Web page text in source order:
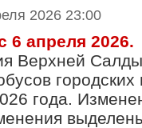
2026 23:00
6 апреля 2026.
Верхней
года.